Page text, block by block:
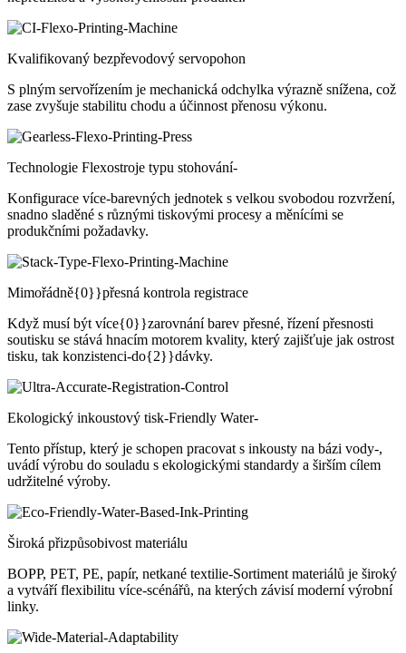
Kvalifikovaný bezpřevodový servopohon
S plným servořízením je mechanická odchylka výrazně snížena, což
zase zvyšuje stabilitu chodu a účinnost přenosu výkonu.
Technologie Flexostroje typu stohování-
Konfigurace více-barevných jednotek s velkou svobodou rozvržení,
snadno sladěné s různými tiskovými procesy a měnícími se
produkčními požadavky.
Mimořádně{0}}přesná kontrola registrace
Když musí být více{0}}zarovnání barev přesné, řízení přesnosti
soutisku se stává hnacím motorem kvality, který zajišťuje jak ostrost
tisku, tak konzistenci-do{2}}dávky.
Ekologický inkoustový tisk-Friendly Water-
Tento přístup, který je schopen pracovat s inkousty na bázi vody-,
uvádí výrobu do souladu s ekologickými standardy a širším cílem
udržitelné výroby.
Široká přizpůsobivost materiálu
BOPP, PET, PE, papír, netkané textilie-Sortiment materiálů je široký
a vytváří flexibilitu více-scénářů, na kterých závisí moderní výrobní
linky.